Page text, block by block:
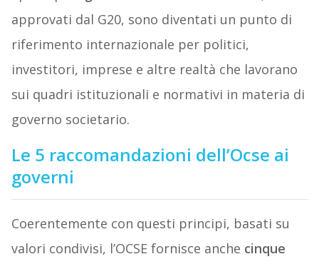
approvati dal G20, sono diventati un punto di
riferimento internazionale per politici,
investitori, imprese e altre realtà che lavorano
sui quadri istituzionali e normativi in materia di
governo societario.
Le 5 raccomandazioni dell’Ocse ai
governi
Coerentemente con questi principi, basati su
valori condivisi, l’OCSE fornisce anche cinque